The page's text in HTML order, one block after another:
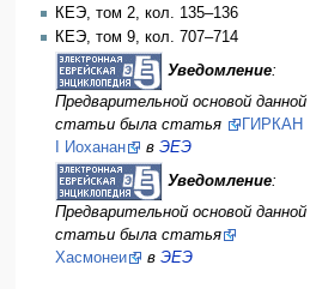
КЕЭ, том 2, кол. 135–136
КЕЭ, том 9, кол. 707–714
Уведомление:
Предварительной основой данной
статьи была статья
ГИРКАН
I Иоханан
в ЭЕЭ
Уведомление:
Предварительной основой данной
статьи была статья
Хасмонеи
в ЭЕЭ